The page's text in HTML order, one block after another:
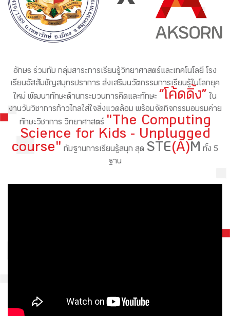
อักษร ร่วมกับ กลุ่มสาระการเรียนรู้วิทยาศาสตร์และเทคโนโลยี โรง
เรียนอัสสัมชัญสมุทรปราการ ส่งเสริมนวัตกรรมการเรียนรู้ในโลกยุค
ใหม่ พัฒนาทักษะด้านกระบวนการคิดและทักษะ
“โค้ดดิ้ง”
ใน
งานวันวิชาการก้าวไกลใส่ใจสิ่งแวดล้อม พร้อมจัดกิจกรรมอบรมค่าย
ทักษะวิชาการ วิทยาศาสตร์
"The Computing
Science for Kids - Unplugged
course"
กับฐานการเรียนรู้สนุก สุด STE(A)M ทั้ง 5
ฐาน